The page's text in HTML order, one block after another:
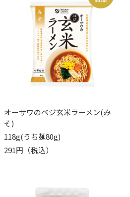
オーサワのベジ玄米ラーメン(み
そ)
118g(うち麺80g)
291円（税込）